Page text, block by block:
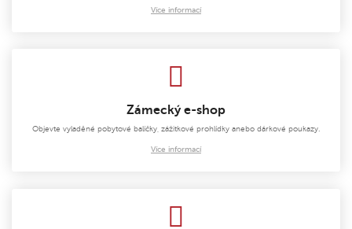
Více informací
Zámecký e-shop
Objevte vyladěné pobytové balíčky, zážitkové prohlídky anebo dárkové poukazy.
Více informací